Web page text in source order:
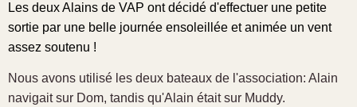
Les deux Alains de VAP ont décidé d'effectuer une petite
sortie par une belle journée ensoleillée et animée un vent
assez soutenu !
Nous avons utilisé les deux bateaux de l'association: Alain
navigait sur Dom, tandis qu'Alain était sur Muddy.